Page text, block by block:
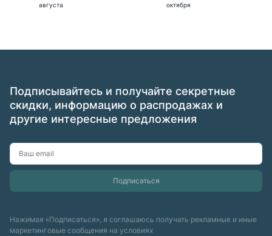
августа
октября
Подписывайтесь и получайте секретные
скидки, информацию о распродажах и
другие интересные предложения
Нажимая «Подписаться», я соглашаюсь получать рекламные и иные
маркетинговые сообщения на условиях